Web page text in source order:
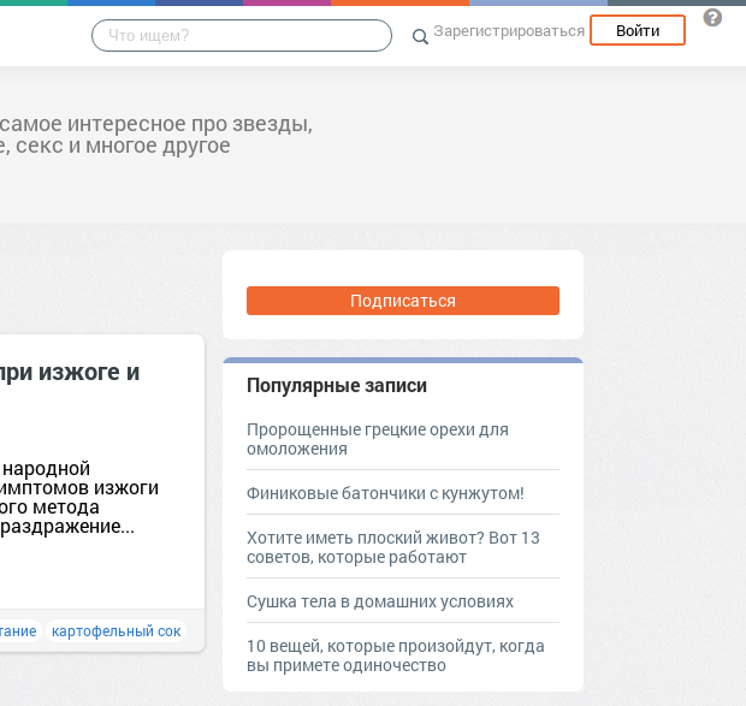
Зарегистрироваться Войти
интересное про звезды,
секс и многое другое
изжоге и
изжоги
метода
картофельный сок
Подписаться
Популярные записи
Пророщенные грецкие орехи для
омоложения
Финиковые батончики с кунжутом!
Хотите иметь плоский живот? Вот 13
советов, которые работают
Сушка тела в домашних условиях
10 вещей, которые произойдут, когда
вы примете одиночество